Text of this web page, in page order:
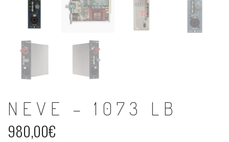
NEVE – 1073 LB
980,00€